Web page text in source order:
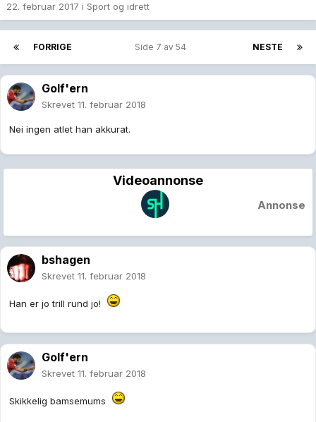
22. februar 2017 i Sport og idrett
FORRIGE NESTE
Side 7 av 54
Golf'ern
Skrevet 11. februar 2018
Nei ingen atlet han akkurat.
Videoannonse
Annonse
bshagen
Skrevet 11. februar 2018
Han er jo trill rund jo!
Golf'ern
Skrevet 11. februar 2018
Skikkelig bamsemums